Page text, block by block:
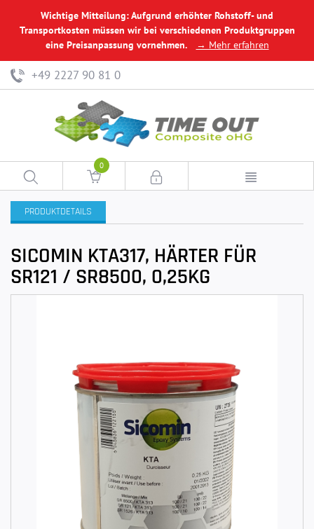
Wichtige Mitteilung: Aufgrund erhöhter Rohstoff- und
Transportkosten müssen wir bei verschiedenen Produktgruppen
eine Preisanpassung vornehmen.
→ Mehr erfahren
+49 2227 90 81 0
0
PRODUKTDETAILS
SICOMIN KTA317, HÄRTER FÜR
SR121 / SR8500, 0,25KG